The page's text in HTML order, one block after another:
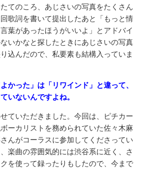
てのころ、あじさいの写真をたくさん
歌詞を書いて提出したあと「もっと情
葉があったほうがいいよ」とアドバイ
いかなと探したときにあじさいの写真
込んだので、私要素も結構入っていま
った」は「リワインド」と違って、
いないんですよね。
ていただきました。今回は、ピチカー
ーカリストを務められていた佐々木麻
んがコーラスに参加してくださってい
楽曲の雰囲気的には渋谷系に近く、さ
を使って録ったりもしたので、今まで